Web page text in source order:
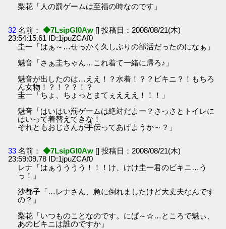
梨花「人の罰ゲームは至福の時なのです」
32 名前： ◆7LsipGI0Aw [] 投稿日：2008/08/21(木)
23:54:15.61 ID:1jpuZCAf0
圭一「はぁ～…せっかく久しぶりの部活だったのになぁ」
魅音「さぁ圭ちゃん…これ着て一緒に帰ろ♪」
魅音が出したのは…ええ！？水着！？？ビキニ？！もちろ
ん女物！？！？？！？
圭一「ちょ、ちょっとまてぇえええ！！！」
魅音「はいはい罰ゲームは絶対だよー？さっさとトイレに
はいって着替えてきな！
それともおじさんが手伝ってあげようか～？」
33 名前： ◆7LsipGI0Aw [] 投稿日：2008/08/21(木)
23:59:09.78 ID:1jpuZCAf0
レナ「はぁうううう！！！け、けけ圭一君のビキニ…う
っ！」
沙都子「…レナさん、急に倒れましたけど大丈夫なんです
の？」
梨花「いつものことなのです。にぱ～☆…ところで魅ぃ、
あのビキニは誰のですか」